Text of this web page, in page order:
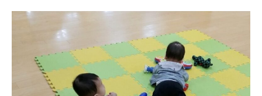
2023年6月
2023年5月
2023年4月
2023年3月